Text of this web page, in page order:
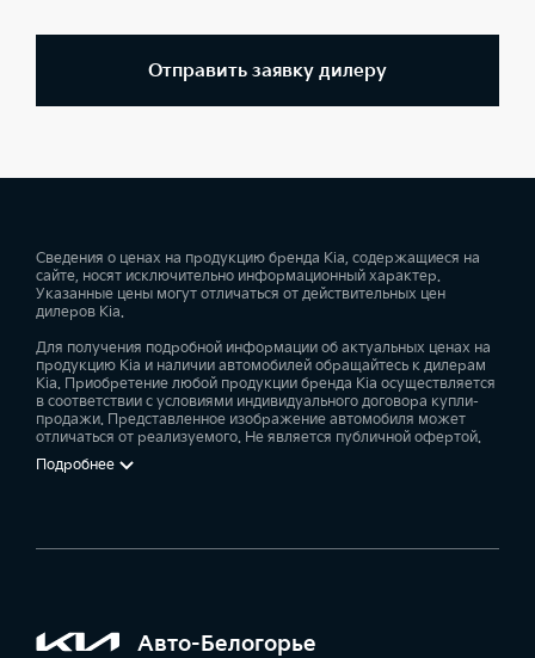
Отправить заявку дилеру
Сведения о ценах на продукцию бренда Kia, содержащиеся на
сайте, носят исключительно информационный характер.
Указанные цены могут отличаться от действительных цен
дилеров Kia.
Для получения подробной информации об актуальных ценах на
продукцию Kia и наличии автомобилей обращайтесь к дилерам
Kia. Приобретение любой продукции бренда Kia осуществляется
в соответствии с условиями индивидуального договора купли-
продажи. Представленное изображение автомобиля может
отличаться от реализуемого. Не является публичной офертой.
Подробнее
Авто-Белогорье